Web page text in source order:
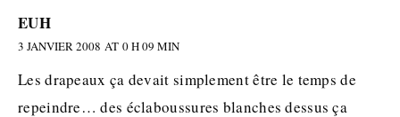
EUH
3 JANVIER 2008 AT 0 H 09 MIN
Les drapeaux ça devait simplement être le temps de
repeindre… des éclaboussures blanches dessus ça